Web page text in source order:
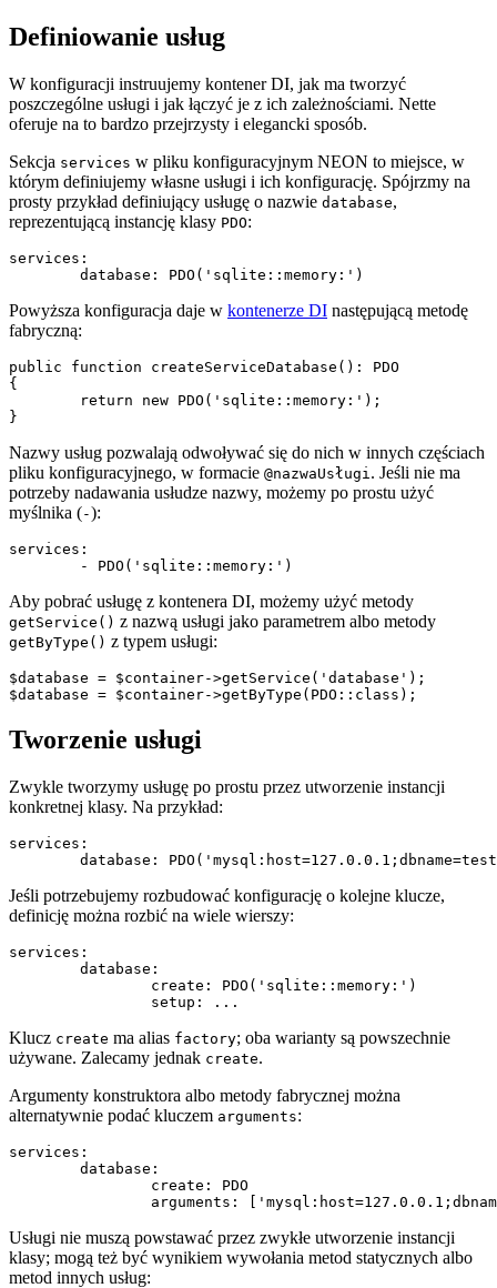
Definiowanie usług
W konfiguracji instruujemy kontener DI, jak ma tworzyć
poszczególne usługi i jak łączyć je z ich zależnościami. Nette
oferuje na to bardzo przejrzysty i elegancki sposób.
Sekcja services w pliku konfiguracyjnym NEON to miejsce, w
którym definiujemy własne usługi i ich konfigurację. Spójrzmy na
prosty przykład definiujący usługę o nazwie database,
reprezentującą instancję klasy PDO:
services:
Powyższa konfiguracja daje w kontenerze DI następującą metodę
fabryczną:
public function createServiceDatabase(): PDO
{
Nazwy usług pozwalają odwoływać się do nich w innych częściach
pliku konfiguracyjnego, w formacie @nazwaUsługi . Jeśli nie ma
potrzeby nadawania usłudze nazwy, możemy po prostu użyć
myślnika (-):
services:
Aby pobrać usługę z kontenera DI, możemy użyć metody
getService() z nazwą usługi jako parametrem albo metody
getByType() z typem usługi:
$database = $container->getService('database');
Tworzenie usługi
Zwykle tworzymy usługę po prostu przez utworzenie instancji
konkretnej klasy. Na przykład:
services:
Jeśli potrzebujemy rozbudować konfigurację o kolejne klucze,
definicję można rozbić na wiele wierszy:
services:
Klucz create ma alias factory; oba warianty są powszechnie
używane. Zalecamy jednak create.
Argumenty konstruktora albo metody fabrycznej można
alternatywnie podać kluczem arguments:
services:
Usługi nie muszą powstawać przez zwykłe utworzenie instancji
klasy; mogą też być wynikiem wywołania metod statycznych albo
metod innych usług: